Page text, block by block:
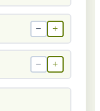
− +
− +